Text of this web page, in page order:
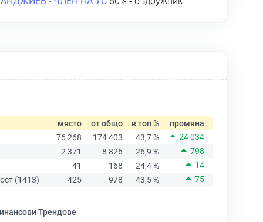
място от общо в топ %
промяна
76 268
174 403 43,7 %
24 034
2 371
8 826 26,9 %
798
41
168 24,4 %
14
(1413)
425 978 43,5 % 75
Трендове